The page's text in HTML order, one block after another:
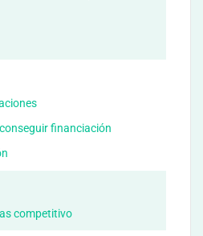
financiación
competitivo